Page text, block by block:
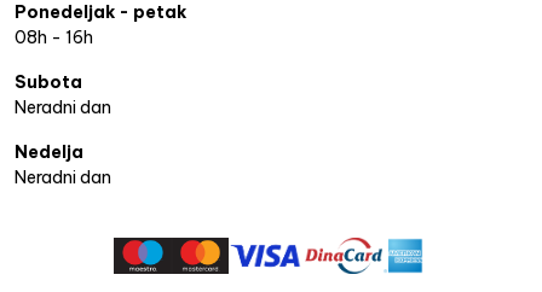
Ponedeljak - petak
08h - 16h
Subota
Neradni dan
Nedelja
Neradni dan